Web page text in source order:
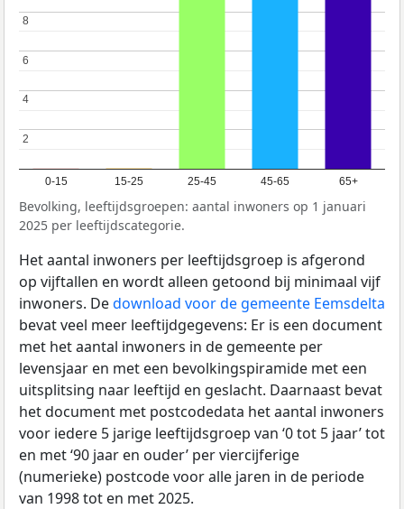
0-15 15-25 25-45 45-65 65+
2
2
4
4
6
6
8
8
Bevolking, leeftijdsgroepen: aantal inwoners op 1 januari
2025 per leeftijdscategorie.
Het aantal inwoners per leeftijdsgroep is afgerond
op vijftallen en wordt alleen getoond bij minimaal vijf
inwoners. Dedownload voor de gemeente Eemsdelta
bevat veel meer leeftijdgegevens: Er is een document
met het aantal inwoners in de gemeente per
levensjaar en met een bevolkingspiramide met een
uitsplitsing naar leeftijd en geslacht. Daarnaast bevat
het document met postcodedata het aantal inwoners
voor iedere 5 jarige leeftijdsgroep van ‘0 tot 5 jaar’ tot
en met ‘90 jaar en ouder’ per viercijferige
(numerieke) postcode voor alle jaren in de periode
van 1998 tot en met 2025.